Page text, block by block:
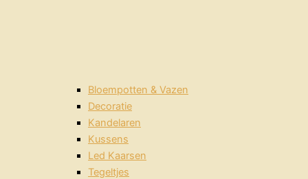
Bloempotten & Vazen
Decoratie
Kandelaren
Kussens
Led Kaarsen
Tegeltjes